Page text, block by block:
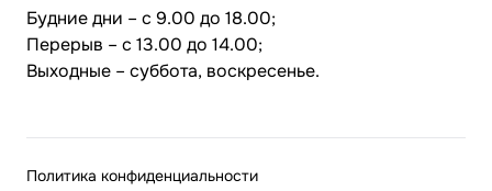
Будние дни – с 9.00 до 18.00;
Перерыв – с 13.00 до 14.00;
Выходные – суббота, воскресенье.
Политика конфиденциальности